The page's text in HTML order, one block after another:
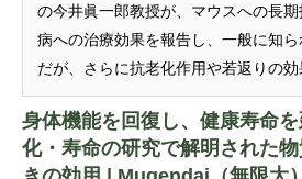
の今井眞一郎教授が、マウスへの長
病への治療効果を報告し、一般に知
だが、さらに抗老化作用や若返りの効
身体機能を回復し、健康寿命
化・寿命の研究で解明された